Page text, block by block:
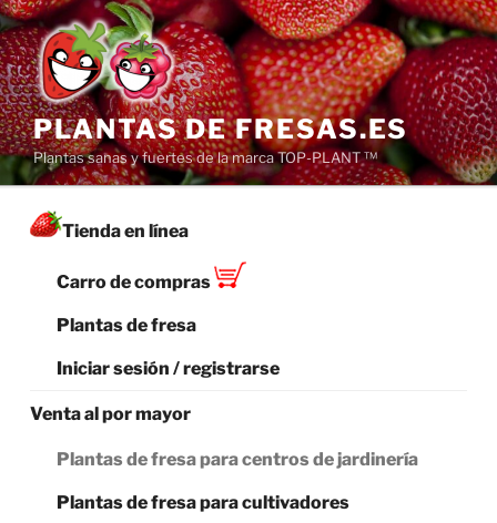
Saltar
al
contenido
PLANTAS DE FRESAS.ES
Plantas sanas y fuertes de la marca TOP-PLANT ™
Tienda en línea
Carro de compras
Plantas de fresa
Iniciar sesión / registrarse
Venta al por mayor
Plantas de fresa para centros de jardinería
Plantas de fresa para cultivadores